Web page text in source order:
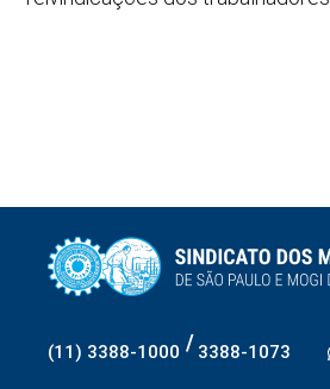
(11) 3388-1000 / 3388-1073